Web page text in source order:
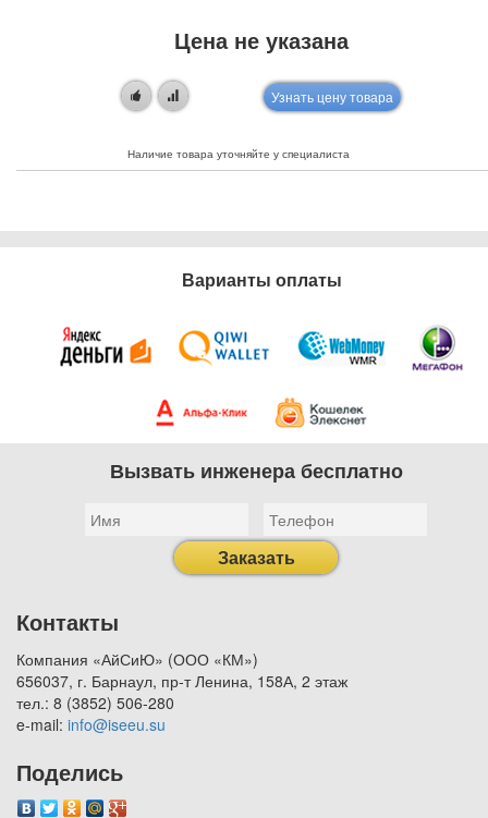
Цена не указана
Узнать цену товара
Наличие товара уточняйте у специалиста
Варианты оплаты
Вызвать инженера бесплатно
Заказать
Контакты
Компания «АйСиЮ» (ООО «КМ»)
656037, г. Барнаул, пр-т Ленина, 158А, 2 этаж
тел.: 8 (3852) 506-280
e-mail: info@iseeu.su
Поделись